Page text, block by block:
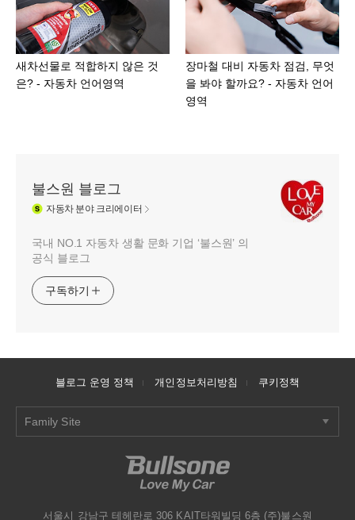
새차선물로 적합하지 않은 것
은? - 자동차 언어영역
장마철 대비 자동차 점검, 무엇
을 봐야 할까요? - 자동차 언어
영역
불스원 블로그
자동차분야 크리에이터
국내 NO.1 자동차 생활 문화 기업 ‘불스원’ 의
공식 블로그
구독하기
블로그 운영 정책 개인정보처리방침 쿠키정책
서울시 강남구 테헤란로 306 KAIT타워빌딩 6층 (주)불스원
Family Site